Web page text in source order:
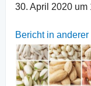
30. April 2020 um
Bericht in